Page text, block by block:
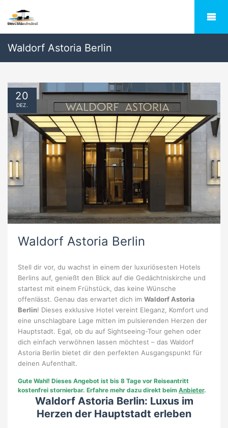
Waldorf Astoria Berlin
Waldorf Astoria Berlin
Stell dir vor, du wachst in einem der luxuriösesten Hotels
Berlins auf, genießt den Blick auf die Gedächtniskirche und
startest mit einem Frühstück, das keine Wünsche
offenlässt. Genau das erwartet dich im Waldorf Astoria
Berlin! Dieses exklusive Hotel vereint Eleganz, Komfort und
eine unschlagbare Lage mitten im pulsierenden Herzen der
Hauptstadt. Egal, ob du auf Sightseeing-Tour gehen oder
dich einfach verwöhnen lassen möchtest – das Waldorf
Astoria Berlin bietet dir den perfekten Ausgangspunkt für
deinen Aufenthalt.
Gute Wahl! Dieses Angebot ist bis 8 Tage vor Reiseantritt
kostenfrei stornierbar. Erfahre mehr dazu direkt beim Anbieter.
Waldorf Astoria Berlin: Luxus im
Herzen der Hauptstadt erleben
20
DEZ.